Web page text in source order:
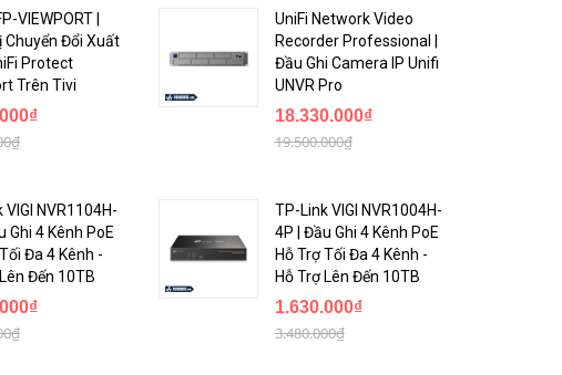
VIEWPORT |
Chuyển Đổi Xuất
Protect
Trên Tivi
UniFi Network Video
Recorder Professional |
Đầu Ghi Camera IP Unifi
UNVR Pro
18.330.000₫
19.500.000₫
VIGI NVR1104H-
Ghi 4 Kênh PoE
Đa 4 Kênh -
Đến 10TB
TP-Link VIGI NVR1004H-
4P | Đầu Ghi 4 Kênh PoE
Hỗ Trợ Tối Đa 4 Kênh -
Hỗ Trợ Lên Đến 10TB
1.630.000₫
3.480.000₫